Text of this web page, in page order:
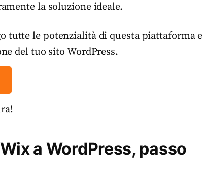
la soluzione ideale.
tutte le potenzialità di questa piattaforma e
del tuo sito WordPress.
a WordPress, passo